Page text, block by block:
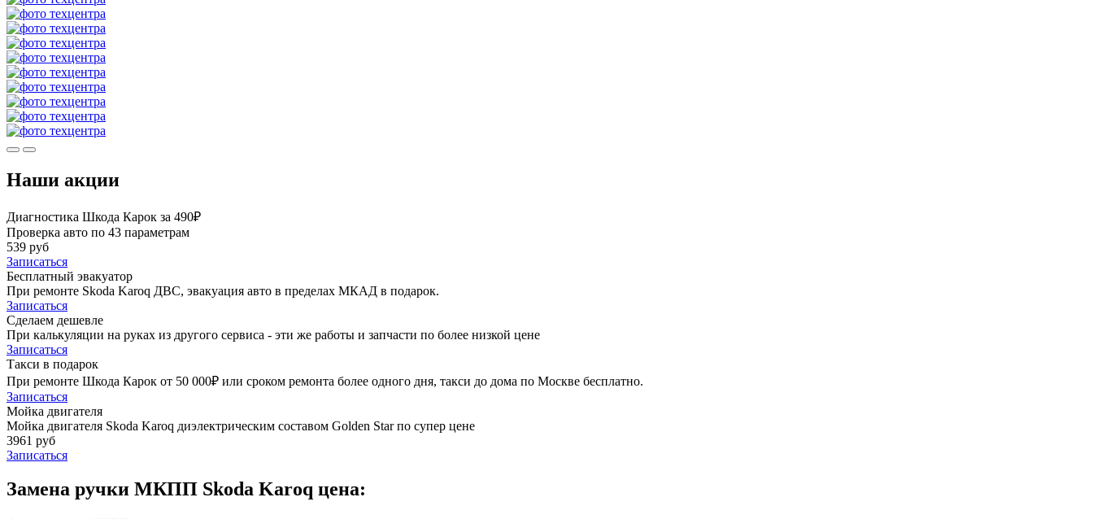
Наши акции
Диагностика Шкода Карок за 490₽
Проверка авто по 43 параметрам
539 руб
Записаться
Бесплатный эвакуатор
При ремонте Skoda Karoq ДВС, эвакуация авто в пределах МКАД в подарок.
Записаться
Сделаем дешевле
При калькуляции на руках из другого сервиса - эти же работы и запчасти по более низкой цене
Записаться
Такси в подарок
При ремонте Шкода Карок от 50 000₽ или сроком ремонта более одного дня, такси до дома по Москве бесплатно.
Записаться
Мойка двигателя
Мойка двигателя Skoda Karoq диэлектрическим составом Golden Star по супер цене
3961 руб
Записаться
Замена ручки МКПП Skoda Karoq цена: